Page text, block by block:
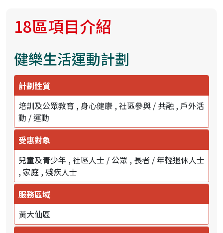
18區項目介紹
健樂生活運動計劃
計劃性質
培訓及公眾教育
身心健康 社區參與 / 共融 戶外活
動 / 運動
受惠對象
兒童及青少年 社區人士 / 公眾
長者 / 年輕退休人士
家庭 殘疾人士
服務區域
黃大仙區